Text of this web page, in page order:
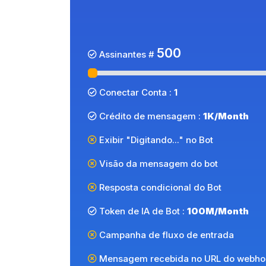
Assinantes # 500
Conectar Conta : 1
Crédito de mensagem : 1K/Month
Exibir "Digitando..." no Bot
Visão da mensagem do bot
Resposta condicional do Bot
Token de IA de Bot : 100M/Month
Campanha de fluxo de entrada
Mensagem recebida no URL do